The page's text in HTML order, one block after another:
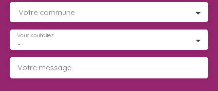
Votre commune
-
Vous souhaitez
Votre message